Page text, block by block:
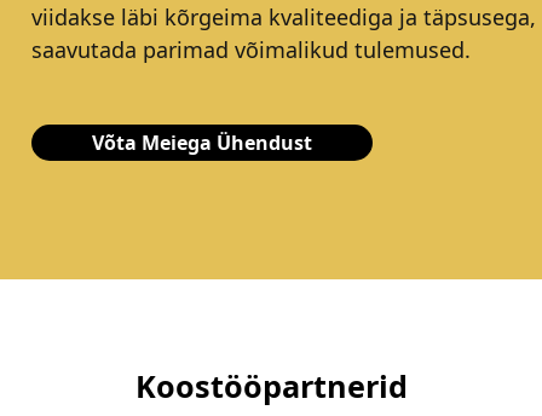
viidakse läbi kõrgeima kvaliteediga ja täpsusega,
saavutada parimad võimalikud tulemused.
Võta Meiega Ühendust
Koostööpartnerid